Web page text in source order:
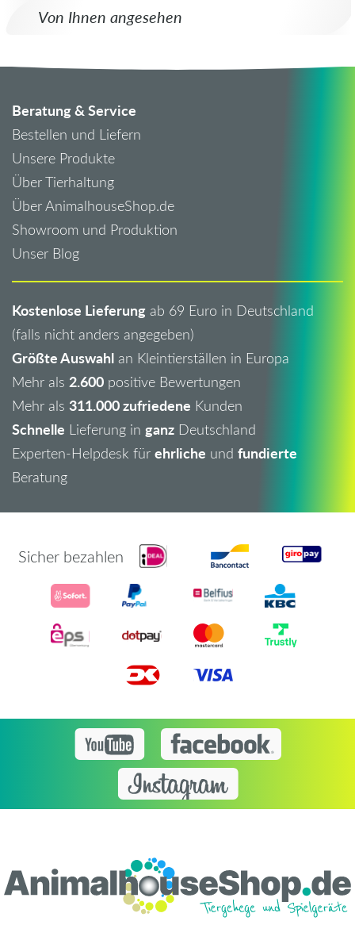
Von Ihnen angesehen
Beratung & Service
Bestellen und Liefern
Unsere Produkte
Über Tierhaltung
Über AnimalhouseShop.de
Showroom und Produktion
Unser Blog
Kostenlose Lieferung ab 69 Euro in Deutschland
(falls nicht anders angegeben)
Größte Auswahl an Kleintierställen in Europa
Mehr als 2.600 positive Bewertungen
Mehr als 311.000 zufriedene Kunden
Schnelle Lieferung in ganz Deutschland
Experten-Helpdesk für ehrliche und fundierte
Beratung
Sicher bezahlen